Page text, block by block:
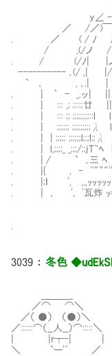
y∠ - ､-
／ /／)￣
. ／ ( / ﾉ /
/ ,(/ノ / / ､ﾉ
. / (/ﾉ| |ノﾉ
---------- ､(/ ,| |/|
` ､ , ､.| | ,|
. | ｀ - _.ッ|
. | ::: ,; ;:::;廿 ||
. | ::: ;; ;;;;;;;;::l
. | ;;;;;; ;;;;;;;;;λ l |lッ
. | | ;;;;; ;;;;;;l;;;l;;λ l|
. | l,;;;;_ _;;;/;;jT~ﾍ
. | / ` ､三 ﾍ ,|
. |{ , - ''"""''i ,| ;,
. |;ｌ ', ,,,ｯｯｯｯｯ
. | ､ ', '瓦炸 ｯ
3039 ： 冬色
／⌒ ⌒＼
／（ ●） （●）＼
／::::::⌒（__人__）⌒:::::＼
| |r┬-| | 何か
＼ `ー'´ ／